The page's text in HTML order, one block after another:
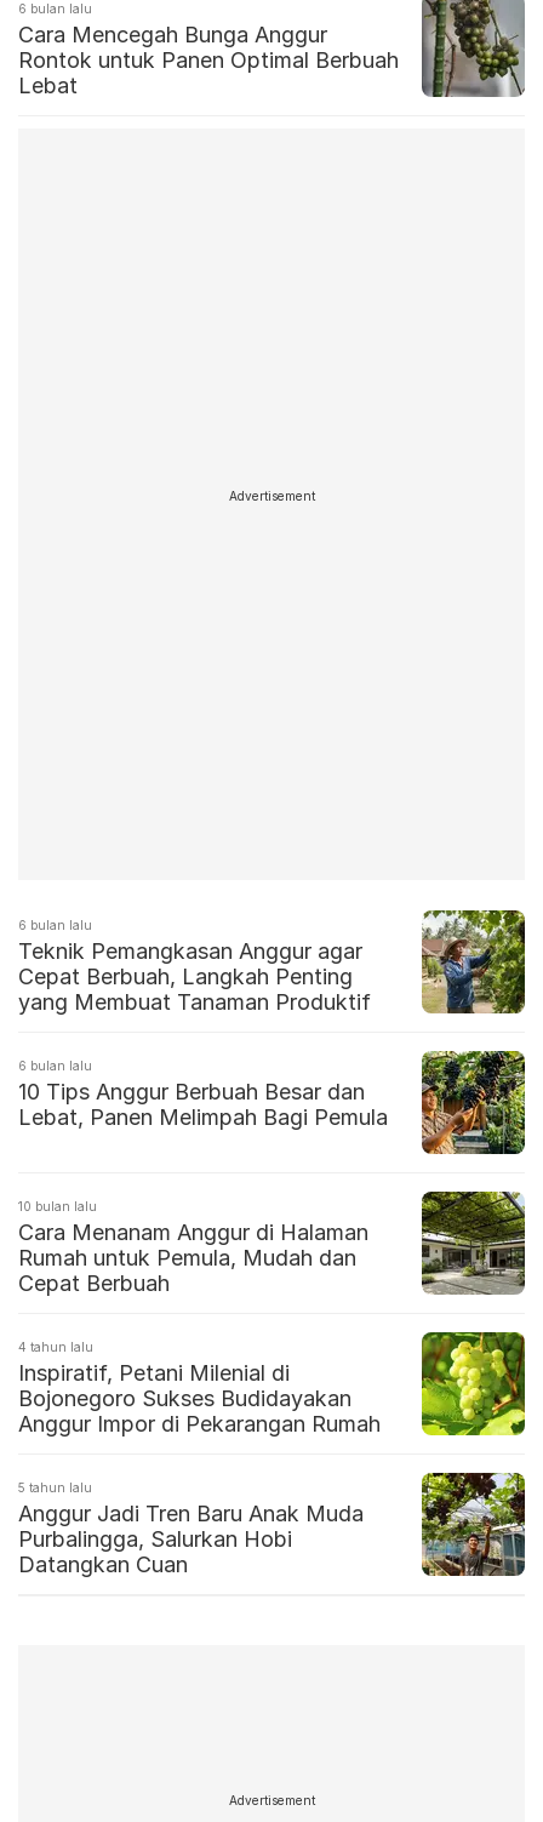
6 bulan lalu
Cara Mencegah Bunga Anggur
Rontok untuk Panen Optimal Berbuah
Lebat
Advertisement
6 bulan lalu
Teknik Pemangkasan Anggur agar
Cepat Berbuah, Langkah Penting
yang Membuat Tanaman Produktif
6 bulan lalu
10 Tips Anggur Berbuah Besar dan
Lebat, Panen Melimpah Bagi Pemula
10 bulan lalu
Cara Menanam Anggur di Halaman
Rumah untuk Pemula, Mudah dan
Cepat Berbuah
4 tahun lalu
Inspiratif, Petani Milenial di
Bojonegoro Sukses Budidayakan
Anggur Impor di Pekarangan Rumah
5 tahun lalu
Anggur Jadi Tren Baru Anak Muda
Purbalingga, Salurkan Hobi
Datangkan Cuan
Advertisement